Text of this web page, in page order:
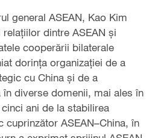
general ASEAN, Kao Kim
dintre ASEAN și
cooperării bilaterale
dorința organizației de a
cu China și de a
diverse domenii, mai ales în
ani de la stabilirea
cuprinzător ASEAN–China, în